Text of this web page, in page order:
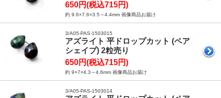
650円(税込715円)
約 9.6×7.6×3.5～4.4mm 画像商品お届け
3/A05-PAS-1503015
アズライト 平ドロップカット (ペア
シェイプ) 2粒売り
650円(税込715円)
約 9×7×4.3～4.6mm 画像商品お届け
3/A05-PAS-1503014